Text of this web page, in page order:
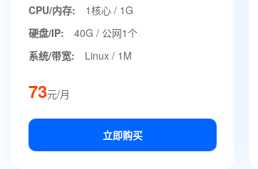
CPU/内存:
1核心 / 1G
硬盘/IP:
40G / 公网1个
系统/带宽:
Linux / 1M
73元/月
立即购买